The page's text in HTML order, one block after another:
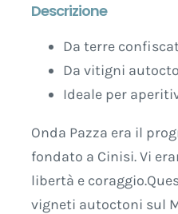
Sicilia
DOC
superiore
-
750
ml
-
Descrizione
Da terre
Da vitigni
Ideale per
Onda Pazza era il
fondato a Cinisi. Vi
libertà e
vigneti autoctoni sul